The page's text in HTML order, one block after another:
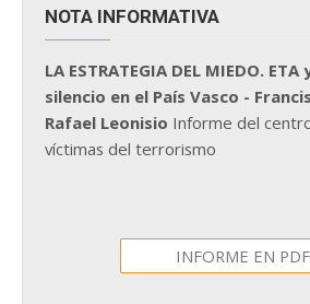
NOTA INFORMATIVA
LA ESTRATEGIA DEL MIEDO.
silencio en el País Vasco -
Rafael Leonisio Informe del
víctimas del terrorismo
INFORME EN PDF